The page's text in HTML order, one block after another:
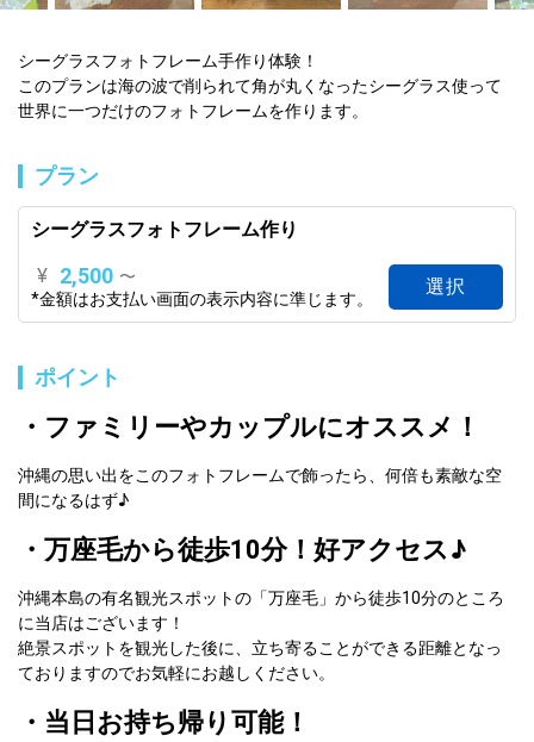
シーグラスフォトフレーム手作り体験！
このプランは海の波で削られて角が丸くなったシーグラス使って
世界に一つだけのフォトフレームを作ります。
プラン
シーグラスフォトフレーム作り
¥ 2,500 〜
*金額はお支払い画面の表示内容に準じます。
選択
ポイント
・ファミリーやカップルにオススメ！
沖縄の思い出をこのフォトフレームで飾ったら、何倍も素敵な空
間になるはず♪
・万座毛から徒歩10分！好アクセス♪
沖縄本島の有名観光スポットの「万座毛」から徒歩10分のところ
に当店はございます！
絶景スポットを観光した後に、立ち寄ることができる距離となっ
ておりますのでお気軽にお越しください。
・当日お持ち帰り可能！